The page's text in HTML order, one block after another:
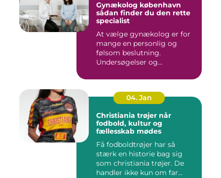
Gynækolog københavn
sådan finder du den rette
specialist
At vælge gynækolog er for
mange en personlig og
følsom beslutning.
Undersøgelser og
04. Jan
Christiania trøjer når
fodbold, kultur og
fællesskab mødes
Få fodboldtrøjer har så
stærk en historie bag sig
som christiania trøjer. De
handler ikke kun om far...